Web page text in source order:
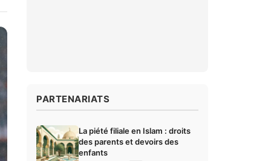
PARTENARIATS
La piété filiale en Islam : droits
des parents et devoirs des
enfants